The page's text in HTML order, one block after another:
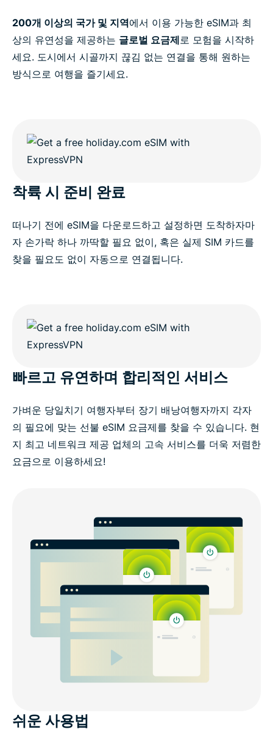
200개 이상의 국가 및 지역에서 이용 가능한 eSIM과 최
상의 유연성을 제공하는 글로벌 요금제로 모험을 시작하
세요. 도시에서 시골까지 끊김 없는 연결을 통해 원하는
방식으로 여행을 즐기세요.
착륙 시 준비 완료
떠나기 전에 eSIM을 다운로드하고 설정하면 도착하자마
자 손가락 하나 까딱할 필요 없이, 혹은 실제 SIM 카드를
찾을 필요도 없이 자동으로 연결됩니다.
빠르고 유연하며 합리적인 서비스
가벼운 당일치기 여행자부터 장기 배낭여행자까지 각자
의 필요에 맞는 선불 eSIM 요금제를 찾을 수 있습니다. 현
지 최고 네트워크 제공 업체의 고속 서비스를 더욱 저렴한
요금으로 이용하세요!
쉬운 사용법